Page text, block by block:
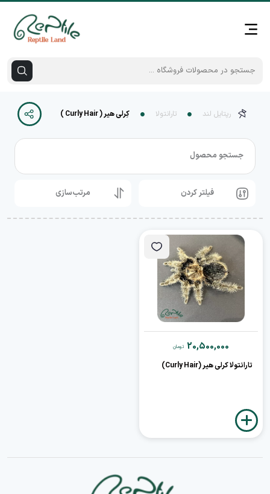
رپتایل لند تارانتولا کِرلی هیر ( Curly Hair )
جستجو محصول
فیلتر کردن مرتب‌سازی
20,500,000 تومان
تارانتولا کرلی هیر (Curly Hair)